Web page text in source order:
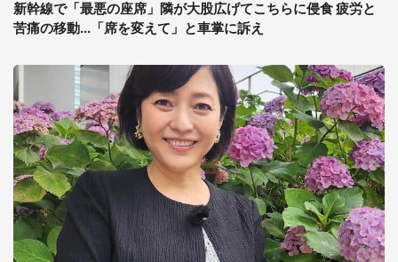
新幹線で「最悪の座席」隣が大股広げてこちらに侵食 疲労と
苦痛の移動...「席を変えて」と車掌に訴え